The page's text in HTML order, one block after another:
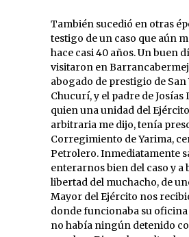
También sucedió en otras
testigo de un caso que aún
hace casi 40 años. Un buen
visitaron en
abogado de prestigio de San
Chucurí, y el padre de Josías
quien una unidad del
arbitraria me dijo, tenía
Corregimiento de Yarima,
Petrolero. Inmediatamente
enterarnos bien del caso y a
libertad del muchacho, de
Mayor del Ejército nos
donde funcionaba su oficina
no había ningún detenido